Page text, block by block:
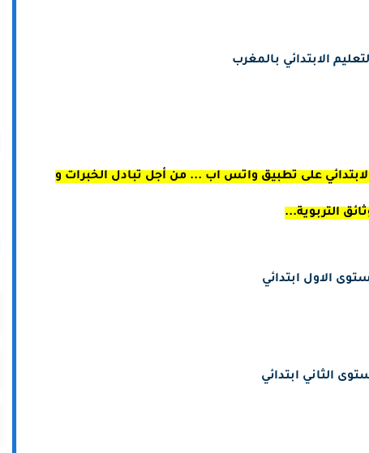
الابتدائي بالمغرب
على تطبيق واتس اب ... من أجل تبادل الخبرات و
التربوية...
الاول ابتدائي
الثاني ابتدائي